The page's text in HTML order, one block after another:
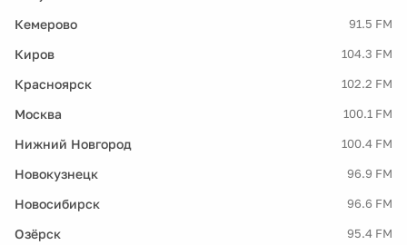
Кемерово 91.5 FM
Киров 104.3 FM
Красноярск 102.2 FM
Москва 100.1 FM
Нижний Новгород 100.4 FM
Новокузнецк 96.9 FM
Новосибирск 96.6 FM
Озёрск 95.4 FM